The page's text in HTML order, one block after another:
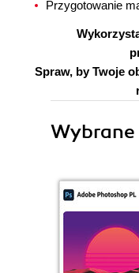
Przygotowanie
Spraw, by Twoje